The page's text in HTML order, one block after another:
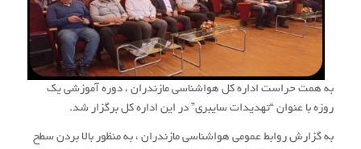
به همت حراست اداره کل هواشناسی مازندران ، دوره آموزشی یک
روزه با عنوان “تهدیدات سایبری” در این اداره کل برگزار شد.
به گزارش روابط عمومی هواشناسی مازندران ، به منظور بالا بردن سطح